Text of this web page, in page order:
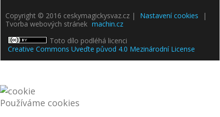
Copyright © 2016 ceskymagickysvaz.cz | Nastavení cookies
|
Tvorba webových stránek machin.cz
Toto dílo podléhá licenci
Creative Commons Uveďte původ 4.0 Mezinárodní License
Používáme cookies